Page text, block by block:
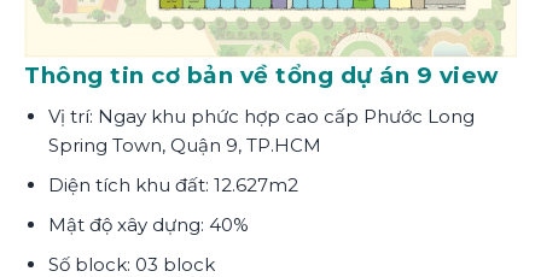
Thông tin cơ bản về tổng dự án 9 view
Vị trí: Ngay khu phức hợp cao cấp Phước Long
Spring Town, Quận 9, TP.HCM
Diện tích khu đất: 12.627m2
Mật độ xây dựng: 40%
Số block: 03 block